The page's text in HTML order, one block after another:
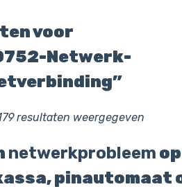
voor
Netwerk-
resultaten weergegeven
netwerkprobleem op
pinautomaat